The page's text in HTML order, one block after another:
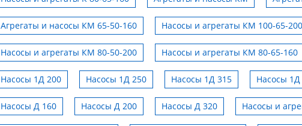
Агрегаты и насосы КМ 65-50-160 Насосы и агрегаты КМ 100-65-200
Насосы и агрегаты КМ 80-50-200 Насосы и агрегаты КМ 80-65-160
Насосы 1Д 200 Насосы 1Д 250 Насосы 1Д 315 Насосы 1Д
Насосы Д 160 Насосы Д 200 Насосы Д 320 Насосы и